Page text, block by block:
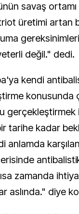
savaş
üretimi artan
değil." dedi.
kendi
konusunda
tarihe kadar
anlamda
zamanda
aslında." diye